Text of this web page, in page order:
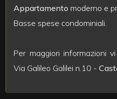
Appartamento moderno e
Basse spese condominiali.
Per maggiori informazioni
Via Galileo Galilei n.10 -